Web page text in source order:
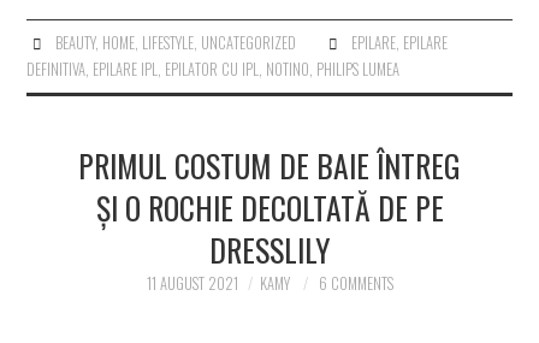
BEAUTY, HOME, LIFESTYLE, UNCATEGORIZED EPILARE, EPILARE
DEFINITIVA, EPILARE IPL, EPILATOR CU IPL, NOTINO, PHILIPS LUMEA
PRIMUL COSTUM DE BAIE ÎNTREG
ȘI O ROCHIE DECOLTATĂ DE PE
DRESSLILY
11 AUGUST 2021 KAMY 6 COMMENTS